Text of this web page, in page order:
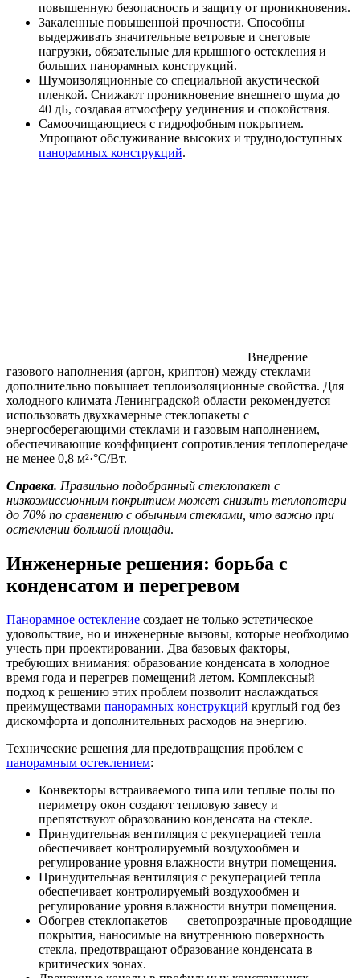
повышенную безопасность и защиту от проникновения.
Закаленные повышенной прочности. Способны
выдерживать значительные ветровые и снеговые
нагрузки, обязательные для крышного остекления и
больших панорамных конструкций.
Шумоизоляционные со специальной акустической
пленкой. Снижают проникновение внешнего шума до
40 дБ, создавая атмосферу уединения и спокойствия.
Самоочищающиеся с гидрофобным покрытием.
Упрощают обслуживание высоких и труднодоступных
панорамных конструкций.
Внедрение
газового наполнения (аргон, криптон) между стеклами
дополнительно повышает теплоизоляционные свойства. Для
холодного климата Ленинградской области рекомендуется
использовать двухкамерные стеклопакеты с
энергосберегающими стеклами и газовым наполнением,
обеспечивающие коэффициент сопротивления теплопередаче
не менее 0,8 м²·°C/Вт.
Справка. Правильно подобранный стеклопакет с
низкоэмиссионным покрытием может снизить теплопотери
до 70% по сравнению с обычным стеклами, что важно при
остеклении большой площади.
Инженерные решения: борьба с
конденсатом и перегревом
Панорамное остекление создает не только эстетическое
удовольствие, но и инженерные вызовы, которые необходимо
учесть при проектировании. Два базовых факторы,
требующих внимания: образование конденсата в холодное
время года и перегрев помещений летом. Комплексный
подход к решению этих проблем позволит наслаждаться
преимуществами панорамных конструкций круглый год без
дискомфорта и дополнительных расходов на энергию.
Технические решения для предотвращения проблем с
панорамным остеклением:
Конвекторы встраиваемого типа или теплые полы по
периметру окон создают тепловую завесу и
препятствуют образованию конденсата на стекле.
Принудительная вентиляция с рекуперацией тепла
обеспечивает контролируемый воздухообмен и
регулирование уровня влажности внутри помещения.
Принудительная вентиляция с рекуперацией тепла
обеспечивает контролируемый воздухообмен и
регулирование уровня влажности внутри помещения.
Обогрев стеклопакетов — светопрозрачные проводящие
покрытия, наносимые на внутреннюю поверхность
стекла, предотвращают образование конденсата в
критических зонах.